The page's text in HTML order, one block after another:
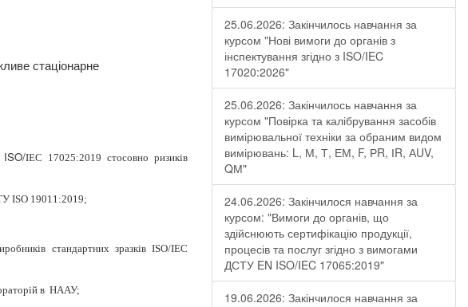
стаціонарне
ISO/IEC 17025:2019 стосовно ризиків
ISO 19011:2019;
стандартних зразків ISO/IEC
в НААУ;
25.06.2026: Закінчилось навчання за
курсом "Нові вимоги до органів з
інспектування згідно з ISO/IEC
17020:2026"
25.06.2026: Закінчилось навчання за
курсом "Повірка та калібрування засобів
вимірювальної техніки за обраним видом
вимірювань: L, М, Т, ЕМ, F, РR, ІR, АUV,
QМ"
24.06.2026: Закінчилося навчання за
курсом: "Вимоги до органів, що
здійснюють сертифікацію продукції,
процесів та послуг згідно з вимогами
ДСТУ EN ISO/IEC 17065:2019"
19.06.2026: Закінчилося навчання за